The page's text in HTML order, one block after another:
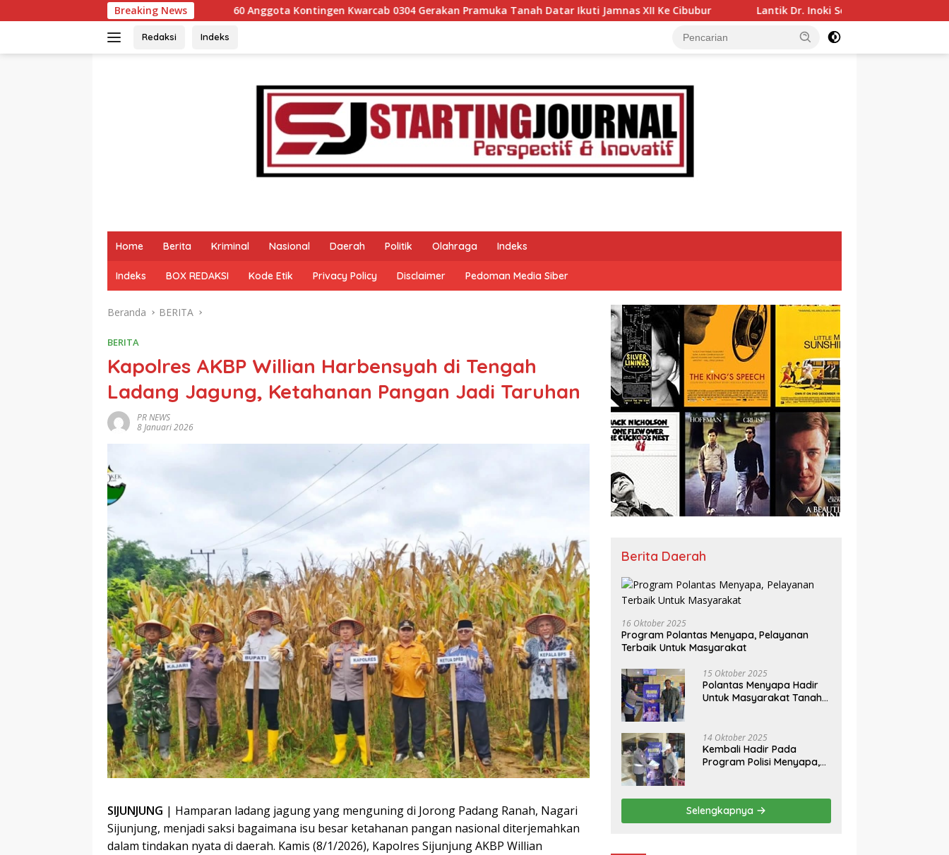
ke
Breaking News
60 Anggota Kontingen Kwarcab 0304 Gerakan Pramuka Tanah Datar Ikuti Jamnas XII Ke Cibubur Lantik Dr. Inoki Sebagai Direktur Perumda Air Minum Tirta
Redaksi Indeks
Home Berita Kriminal Nasional Daerah Politik Olahraga Indeks
Indeks BOX REDAKSI Kode Etik Privacy Policy Disclaimer Pedoman Media Siber
Beranda BERITA
BERITA
Kapolres AKBP Willian Harbensyah di Tengah
Ladang Jagung, Ketahanan Pangan Jadi Taruhan
PR NEWS
8 Januari 2026
SIJUNJUNG | Hamparan ladang jagung yang menguning di Jorong Padang Ranah, Nagari
Sijunjung, menjadi saksi bagaimana isu besar ketahanan pangan nasional diterjemahkan
dalam tindakan nyata di daerah. Kamis (8/1/2026), Kapolres Sijunjung AKBP Willian
Berita Daerah
16 Oktober 2025
Program Polantas Menyapa, Pelayanan
Terbaik Untuk Masyarakat
15 Oktober 2025
Polantas Menyapa Hadir
Untuk Masyarakat Tanah
14 Oktober 2025
Kembali Hadir Pada
Program Polisi Menyapa,
Selengkapnya